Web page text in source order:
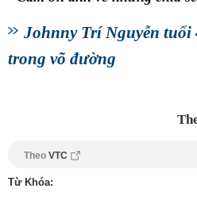
Johnny Trí Nguyễn tuổi
trong võ đường
Theo VTC
Từ Khóa: